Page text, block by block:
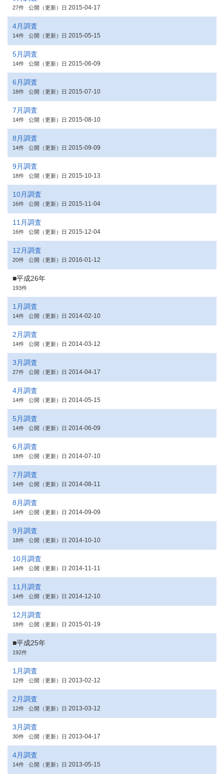
27件 公開（更新）日 2015-04-17
4月調査
14件 公開（更新）日 2015-05-15
5月調査
14件 公開（更新）日 2015-06-09
6月調査
18件 公開（更新）日 2015-07-10
7月調査
14件 公開（更新）日 2015-08-10
8月調査
14件 公開（更新）日 2015-09-09
9月調査
18件 公開（更新）日 2015-10-13
10月調査
16件 公開（更新）日 2015-11-04
11月調査
16件 公開（更新）日 2015-12-04
12月調査
20件 公開（更新）日 2016-01-12
■平成26年
193件
1月調査
14件 公開（更新）日 2014-02-10
2月調査
14件 公開（更新）日 2014-03-12
3月調査
27件 公開（更新）日 2014-04-17
4月調査
14件 公開（更新）日 2014-05-15
5月調査
14件 公開（更新）日 2014-06-09
6月調査
18件 公開（更新）日 2014-07-10
7月調査
14件 公開（更新）日 2014-08-11
8月調査
14件 公開（更新）日 2014-09-09
9月調査
18件 公開（更新）日 2014-10-10
10月調査
14件 公開（更新）日 2014-11-11
11月調査
14件 公開（更新）日 2014-12-10
12月調査
18件 公開（更新）日 2015-01-19
■平成25年
192件
1月調査
12件 公開（更新）日 2013-02-12
2月調査
12件 公開（更新）日 2013-03-12
3月調査
30件 公開（更新）日 2013-04-17
4月調査
14件 公開（更新）日 2013-05-15